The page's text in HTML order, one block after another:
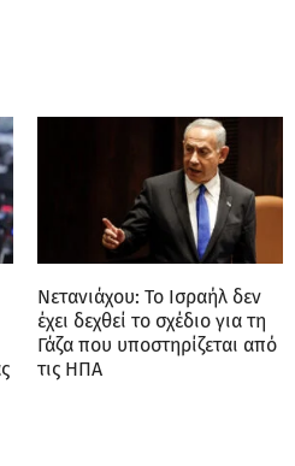
Νετανιάχου: Το Ισραήλ δεν
έχει δεχθεί το σχέδιο για τη
Γάζα που υποστηρίζεται από
τις ΗΠΑ